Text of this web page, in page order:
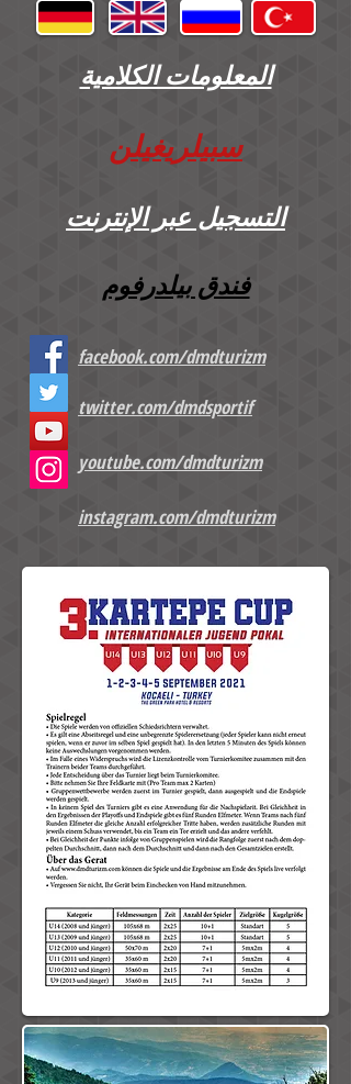
المعلومات الكلامية
سبيلريغيلن
التسجيل عبر الإنترنت
فندق بيلدرفوم
facebook.com/dmdturizm
twitter.com/dmdsportif
youtube.com/dmdturizm
instagram.com/dmdturizm